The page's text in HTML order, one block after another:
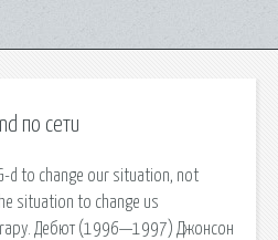
по сети
d to change our situation, not
situation to change us
Дебют (1996—1997) Джонсон